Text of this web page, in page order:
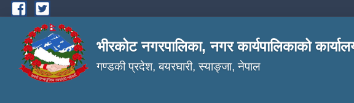
Skip to main content
भीरकोट नगरपालिका, नगर कार्यपालिकाको
गण्डकी प्रदेश, बयरघारी, स्याङ्जा, नेपाल